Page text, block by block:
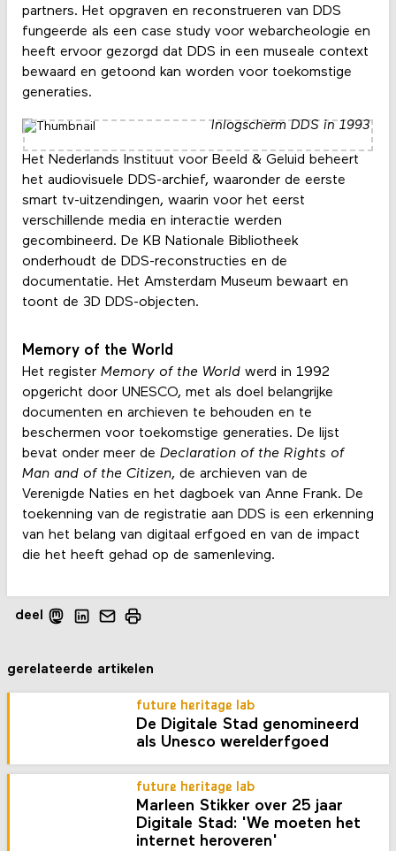
partners. Het opgraven en reconstrueren van DDS
fungeerde als een case study voor webarcheologie en
heeft ervoor gezorgd dat DDS in een museale context
bewaard en getoond kan worden voor toekomstige
generaties.
Inlogscherm DDS in 1993
Het Nederlands Instituut voor Beeld & Geluid beheert
het audiovisuele DDS-archief, waaronder de eerste
smart tv-uitzendingen, waarin voor het eerst
verschillende media en interactie werden
gecombineerd. De KB Nationale Bibliotheek
onderhoudt de DDS-reconstructies en de
documentatie. Het Amsterdam Museum bewaart en
toont de 3D DDS-objecten.
Memory of the World
Het register Memory of the Worldwerd in 1992
opgericht door UNESCO, met als doel belangrijke
documenten en archieven te behouden en te
beschermen voor toekomstige generaties. De lijst
bevat onder meer de Declaration of the Rights of
Man and of the Citizen, de archieven van de
Verenigde Naties en het dagboek van Anne Frank. De
toekenning van de registratie aan DDS is een erkenning
van het belang van digitaal erfgoed en van de impact
die het heeft gehad op de samenleving.
deel
gerelateerde artikelen
future heritage lab
De Digitale Stad genomineerd
als Unesco werelderfgoed
future heritage lab
Marleen Stikker over 25 jaar
Digitale Stad: 'We moeten het
internet heroveren'